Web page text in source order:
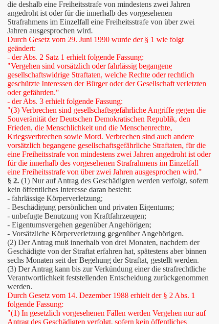
die deshalb eine Freiheitsstrafe von mindestens zwei Jahren
angedroht ist oder für die innerhalb des vorgesehenen
Strafrahmens im Einzelfall eine Freiheitsstrafe von über zwei
Jahren ausgesprochen wird.
Durch Gesetz vom 29. Juni 1990 wurde der § 1 wie folgt
geändert:
- der Abs. 2 Satz 1 erhielt folgende Fassung:
"Vergehen sind vorsätzlich oder fahrlässig begangene
gesellschaftswidrige Straftaten, welche Rechte oder rechtlich
geschützte Interessen der Bürger oder der Gesellschaft verletzten
oder gefährden."
- der Abs. 3 erhielt folgende Fassung:
"(3) Verbrechen sind gesellschaftsgefährliche Angriffe gegen die
Souveränität der Deutschen Demokratischen Republik, den
Frieden, die Menschlichkeit und die Menschenrechte,
Kriegsverbrechen sowie Mord. Verbrechen sind auch andere
vorsätzlich begangene gesellschaftsgefährliche Straftaten, für die
eine Freiheitsstrafe von mindestens zwei Jahren angedroht ist oder
für die innerhalb des vorgesehenen Strafrahmens im Einzelfall
eine Freiheitsstrafe von über zwei Jahren ausgesprochen wird."
§ 2. (1) Nur auf Antrag des Geschädigten werden verfolgt, sofern
kein öffentliches Interesse daran besteht:
- fahrlässige Körperverletzung;
- Beschädigung persönlichen und privaten Eigentums;
- unbefugte Benutzung von Kraftfahrzeugen;
- Eigentumsvergehen gegenüber Angehörigen;
- Vorsätzliche Körperverletzung gegenüber Angehörigen.
(2) Der Antrag muß innerhalb von drei Monaten, nachdem der
Geschädigte von der Straftat erfahren hat, spätestens aber binnen
sechs Monaten seit der Begehung der Straftat, gestellt werden.
(3) Der Antrag kann bis zur Verkündung einer die strafrechtliche
Verantwortlichkeit feststellenden Entscheidung zurückgenommen
werden.
Durch Gesetz vom 14. Dezember 1988 erhielt der § 2 Abs. 1
folgende Fassung:
"(1) In gesetzlich vorgesehenen Fällen werden Vergehen nur auf
Antrag des Geschädigten verfolgt, sofern kein öffentliches